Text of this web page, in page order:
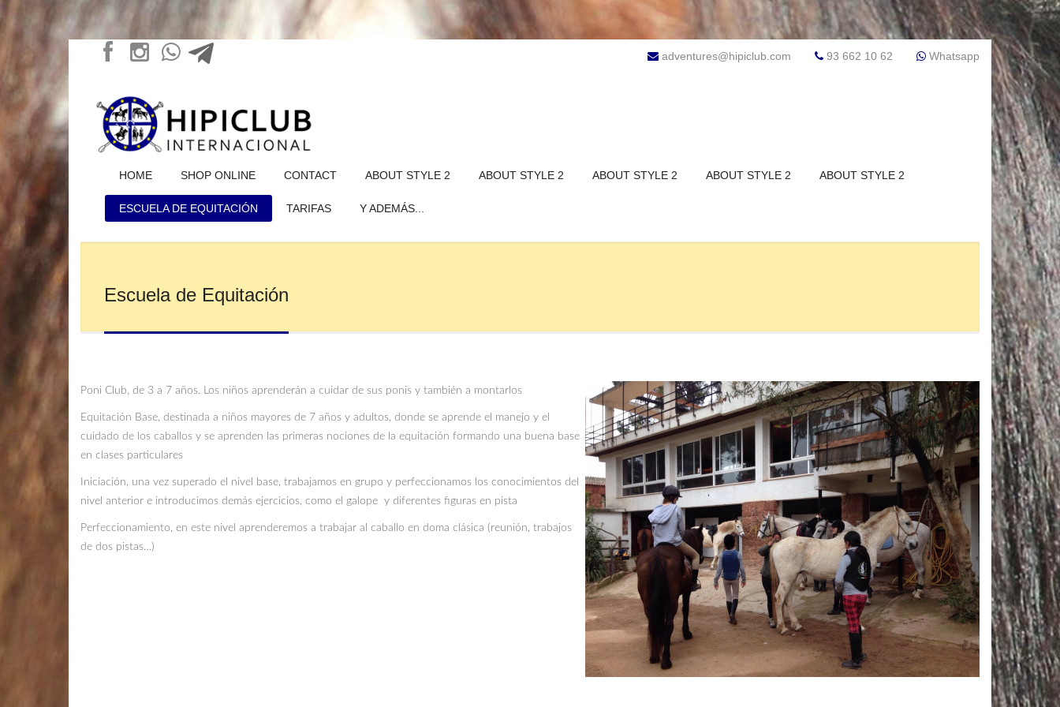
adventures@hipiclub.com 93 662 10 62 Whatsapp
HOME SHOP ONLINE CONTACT ABOUT STYLE 2 ABOUT STYLE 2 ABOUT STYLE 2 ABOUT STYLE 2 ABOUT STYLE 2
ESCUELA DE EQUITACIÓN TARIFAS Y ADEMÁS...
Escuela de Equitación
Poni Club, de 3 a 7 años. Los niños aprenderán a cuidar de sus ponis y también a montarlos
Equitación Base, destinada a niños mayores de 7 años y adultos, donde se aprende el manejo y el
cuidado de los caballos y se aprenden las primeras nociones de la equitación formando una buena base
en clases particulares
Iniciación, una vez superado el nivel base, trabajamos en grupo y perfeccionamos los conocimientos del
nivel anterior e introducimos demás ejercicios, como el galope y diferentes figuras en pista
Perfeccionamiento, en este nivel aprenderemos a trabajar al caballo en doma clásica (reunión, trabajos
de dos pistas…)